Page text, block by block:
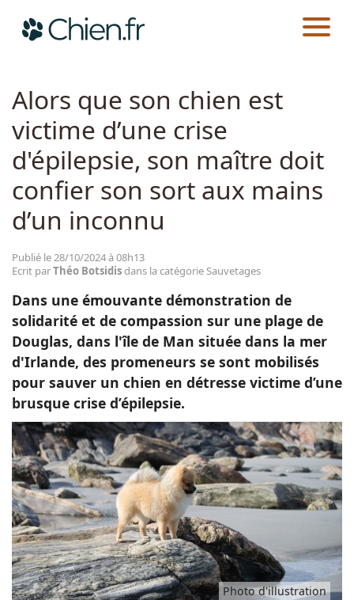
Races
Guides
CHIEN.FR ACTUALITÉS
Alors que son chien est
victime d’une crise
d'épilepsie, son maître doit
confier son sort aux mains
d’un inconnu
Publié le 28/10/2024 à 08h13
Ecrit parThéo Botsidisdans la catégorie Sauvetages
Dans une émouvante démonstration de
solidarité et de compassion sur une plage de
Douglas, dans l'île de Man située dans la mer
d'Irlande, des promeneurs se sont mobilisés
pour sauver un chien en détresse victime d’une
brusque crise d’épilepsie.
Photo d'illustration